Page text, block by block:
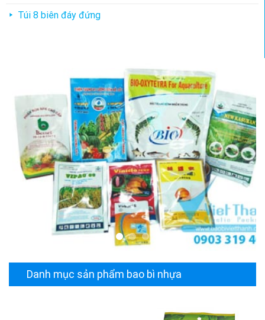
Danh mục sản phẩm bao bì nhựa
Túi 8 biên đáy đứng